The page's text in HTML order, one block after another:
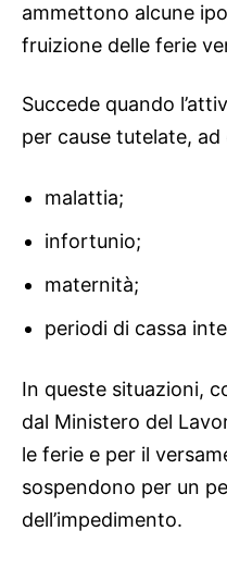
ammettono alcune
fruizione delle ferie
Succede quando
per cause tutelate, ad
malattia;
infortunio;
maternità;
periodi di cassa
In queste situazioni,
dal Ministero del
le ferie e per il
sospendono per un
dell’impedimento.